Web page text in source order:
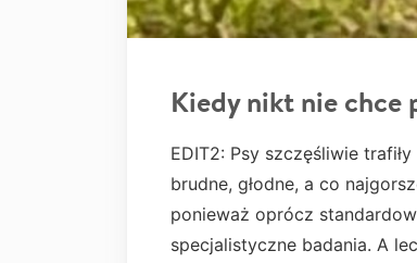
Kiedy nikt nie chce
EDIT2: Psy szczęśliwie
brudne, głodne, a co
ponieważ oprócz
specjalistyczne badania. A